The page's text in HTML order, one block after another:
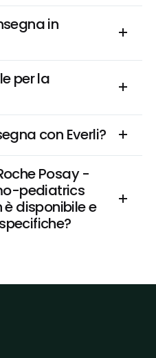
in
per la
con Everli?
Posay -
pediatrics
è disponibile e